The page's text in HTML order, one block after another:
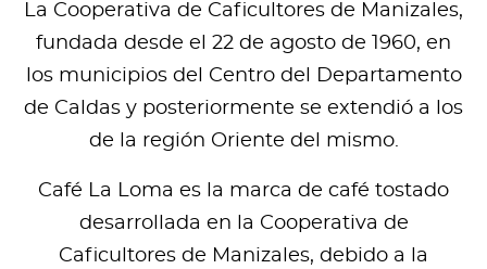
La Cooperativa de Caficultores de Manizales,
fundada desde el 22 de agosto de 1960, en
los municipios del Centro del Departamento
de Caldas y posteriormente se extendió a los
de la región Oriente del mismo.
Café La Loma es la marca de café tostado
desarrollada en la Cooperativa de
Caficultores de Manizales, debido a la